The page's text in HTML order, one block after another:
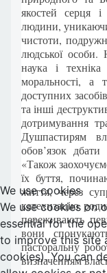
якостей серця і
людини,
чистоти,
людської особи.
наука і
моральності, а
доступних
та інші
дотримування
Душпастирям
обов’язок
«Також
їх буття,
життя, через
катехизацію
переживають
вони
пасторальну
визначенням
We use cookies
We use cookies on
essential for the
to improve this site
cookies). You can